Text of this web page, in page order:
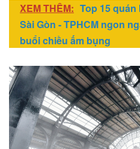
XEM THÊM: Top 15 quán
Sài Gòn - TPHCM ngon
buổi chiều ấm bụng